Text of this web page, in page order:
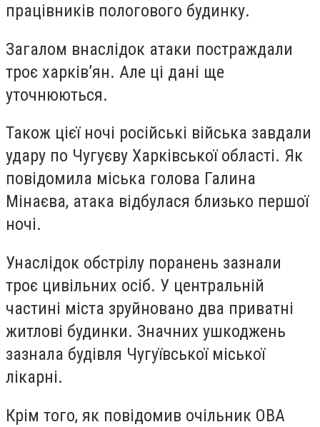
працівників пологового будинку.
Загалом внаслідок атаки постраждали
троє харків’ян. Але ці дані ще
уточнюються.
Також цієї ночі російські війська завдали
удару по Чугуєву Харківської області. Як
повідомила міська голова Галина
Мінаєва, атака відбулася близько першої
ночі.
Унаслідок обстрілу поранень зазнали
троє цивільних осіб. У центральній
частині міста зруйновано два приватні
житлові будинки. Значних ушкоджень
зазнала будівля Чугуївської міської
лікарні.
Крім того, як повідомив очільник ОВА